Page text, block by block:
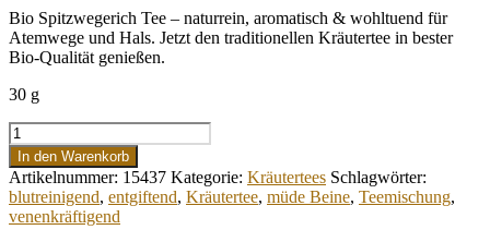
Bio Spitzwegerich Tee – naturrein, aromatisch & wohltuend für
Atemwege und Hals. Jetzt den traditionellen Kräutertee in bester
Bio-Qualität genießen.
30 g
Spitzwegerich
Bio
Tee
Menge
In den Warenkorb
Artikelnummer: 15437 Kategorie: Kräutertees Schlagwörter:
blutreinigend, entgiftend, Kräutertee, müde Beine, Teemischung,
venenkräftigend